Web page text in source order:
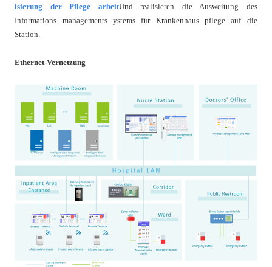
isierung der Pflege arbeitUnd realisieren die Ausweitung des
Informations managements ystems für Krankenhaus pflege auf die
Station.
Ethernet-Vernetzung